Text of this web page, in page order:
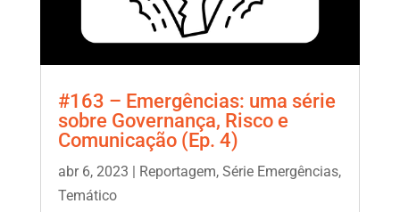
#163 – Emergências: uma série
sobre Governança, Risco e
Comunicação (Ep. 4)
abr 6, 2023 | Reportagem, Série Emergências,
Temático